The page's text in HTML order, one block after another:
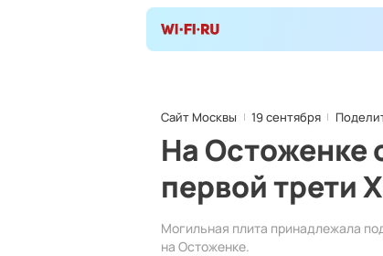
Сайт Москвы 19 сентября
На Остоженке
первой трети
Могильная плита принадлежала
на Остоженке.